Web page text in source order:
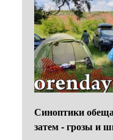
Синоптики
затем - грозы и